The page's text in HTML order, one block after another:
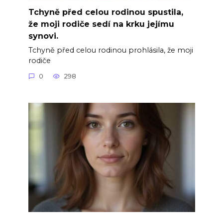
Tchyně před celou rodinou spustila,
že moji rodiče sedí na krku jejímu
synovi.
Tchyně před celou rodinou prohlásila, že moji
rodiče
0 298